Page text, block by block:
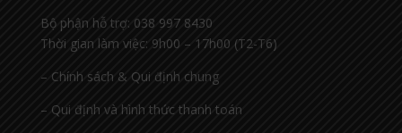
Bộ phận hỗ trợ: 038 997 8430
Thời gian làm việc: 9h00 – 17h00 (T2-T6)
– Chính sách & Qui định chung
– Qui định và hình thức thanh toán